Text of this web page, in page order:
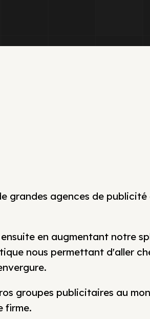
grandes agences de publicité
en augmentant notre
nous permettant d'aller
groupes publicitaires au
firme.